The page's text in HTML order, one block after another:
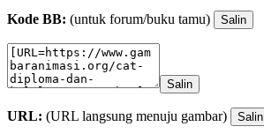
Kode BB: (untuk forum/buku tamu) Salin
Salin
URL: (URL langsung menuju gambar) Salin